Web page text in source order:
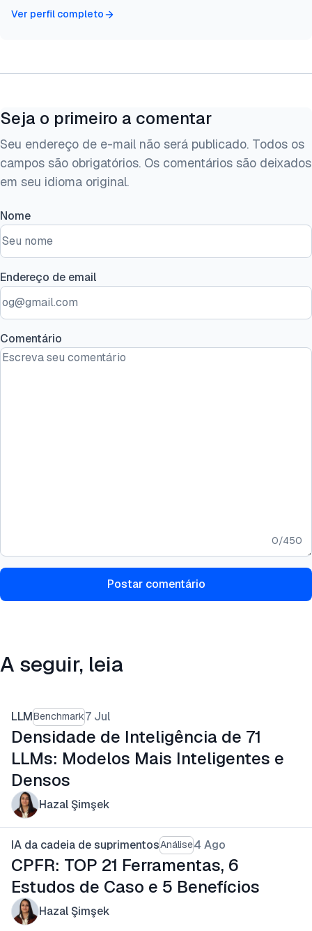
Ver perfil completo
Seja o primeiro a comentar
Seu endereço de e-mail não será publicado. Todos os
campos são obrigatórios. Os comentários são deixados
em seu idioma original.
Nome
Endereço de email
Comentário
0/450
Postar comentário
A seguir, leia
LLMBenchmark7 Jul
Densidade de Inteligência de 71
LLMs: Modelos Mais Inteligentes e
Densos
Hazal Şimşek
IA da cadeia de suprimentosAnálise4 Ago
CPFR: TOP 21 Ferramentas, 6
Estudos de Caso e 5 Benefícios
Hazal Şimşek